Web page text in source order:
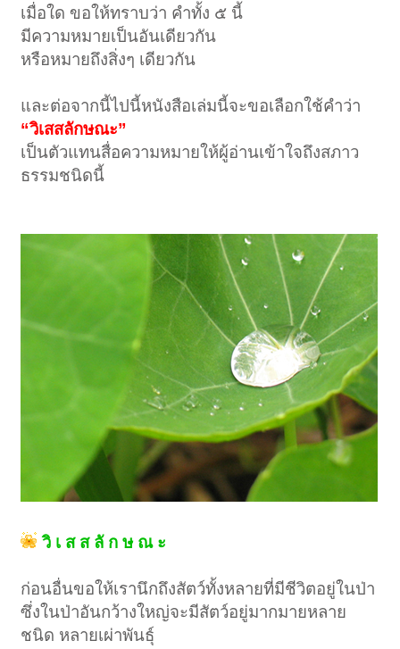
เมื่อใด ขอให้ทราบว่า คำทั้ง ๕ นี้
มีความหมายเป็นอันเดียวกัน
หรือหมายถึงสิ่งๆ เดียวกัน
และต่อจากนี้ไปนี้หนังสือเล่มนี้จะขอเลือกใช้คำว่า
“วิเสสลักษณะ”
เป็นตัวแทนสื่อความหมายให้ผู้อ่านเข้าใจถึงสภาว
ธรรมชนิดนี้
วิ เ ส ส ลั ก ษ ณ ะ
ก่อนอื่นขอให้เรานึกถึงสัตว์ทั้งหลายที่มีชีวิตอยู่ในป่า
ซึ่งในป่าอันกว้างใหญ่จะมีสัตว์อยู่มากมายหลาย
ชนิด หลายเผ่าพันธุ์